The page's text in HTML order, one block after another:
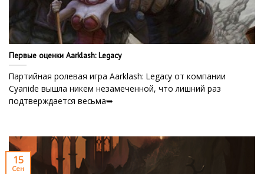
Первые оценки Aarklash: Legacy
Партийная ролевая игра Aarklash: Legacy от компании
Cyanide вышла никем незамеченной, что лишний раз
подтверждается весьма➥
15
Сен